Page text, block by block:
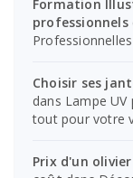
Formation
professionnels
Professionnelles
Choisir ses
dans Lampe
tout pour votre
Prix d'un